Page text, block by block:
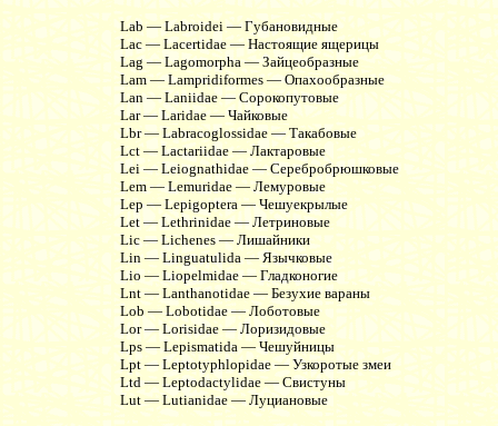
Lab — Labroidei — Губановидные
Lac — Lacertidae — Настоящие ящерицы
Lag — Lagomorpha — Зайцеобразные
Lam — Lampridiformes — Опахообразные
Lan — Laniidae — Сорокопутовые
Lar — Laridae — Чайковые
Lbr — Labracoglossidae — Такабовые
Lct — Lactariidae — Лактаровые
Lei — Leiognathidae — Серебробрюшковые
Lem — Lemuridae — Лемуровые
Lep — Lepigoptera — Чешуекрылые
Let — Lethrinidae — Летриновые
Lic — Lichenes — Лишайники
Lin — Linguatulida — Язычковые
Lio — Liopelmidae — Гладконогие
Lnt — Lanthanotidae — Безухие вараны
Lob — Lobotidae — Лоботовые
Lor — Lorisidae — Лоризидовые
Lps — Lepismatida — Чешуйницы
Lpt — Leptotyphlopidae — Узкоротые змеи
Ltd — Leptodactylidae — Свистуны
Lut — Lutianidae — Луциановые